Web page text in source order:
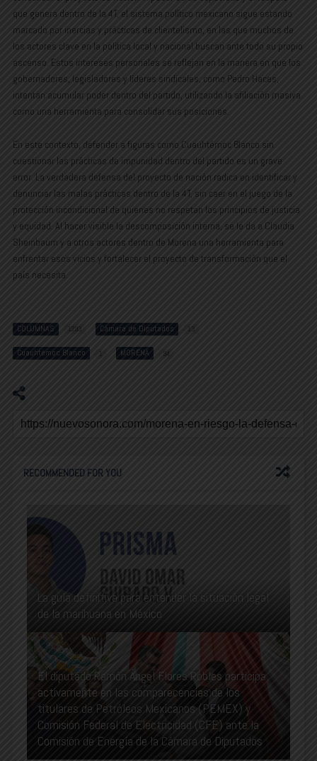
que genera dentro de la 4T, el sistema político mexicano sigue estando
marcado por inercias y prácticas de clientelismo, en las que muchos de
los actores clave en la política local y nacional buscan ante todo su propio
ascenso. Estos intereses personales se reflejan en la manera en que los
gobernadores, legisladores y líderes sindicales, como Pedro Haces,
intentan acumular poder dentro del partido, utilizando la afiliación masiva
como una herramienta para consolidar sus posiciones.
En este contexto, defender a figuras como Cuauhtémoc Blanco sin
cuestionar las prácticas de impunidad dentro del partido es un grave
error. La verdadera defensa del proyecto de nación radica en identificar y
denunciar las malas prácticas dentro de la 4T, sin caer en el juego de la
protección incondicional de quienes no respetan los principios de justicia
y equidad. Al hacer visible la descomposición interna, se le da a Claudia
Sheinbaum y a otros actores dentro de Morena una herramienta para
enfrentar esos vicios y fortalecer el proyecto de transformación que el
país necesita.
COLUMNAS 1293 Cámara de Diputados 13
Cuauhtémoc Blanco 1 MORENA 94
RECOMMENDED FOR YOU
La guía definitiva para entender la situación legal
de la marihuana en México
El diputado Ramón Ángel Flores Robles participa
activamente en las comparecencias de los
titulares de Petróleos Mexicanos (PEMEX) y
Comisión Federal de Electricidad (CFE) ante la
Comisión de Energía de la Cámara de Diputados